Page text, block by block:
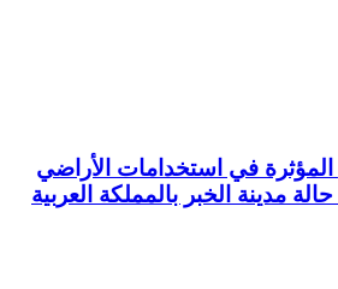
المؤثرة في استخدامات الأراضي
مدينة الخبر بالمملكة العربية